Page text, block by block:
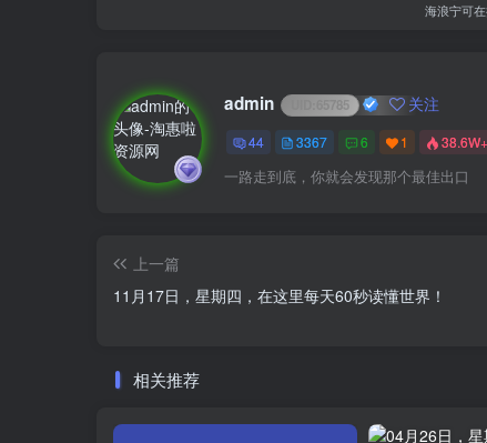
海浪宁可
admin 65785 关注
44 3367 6 1 38.6W+
一路走到底，你就会发现那个最佳出口
上一篇
11月17日，星期四，在这里每天60秒读懂世界！
相关推荐